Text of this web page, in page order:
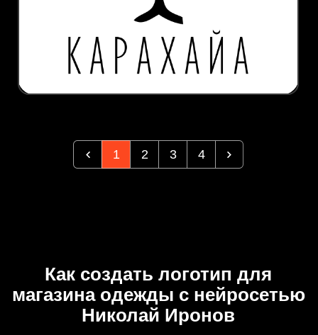
1 2 3 4
Как создать логотип для
магазина одежды с нейросетью
Николай Иронов